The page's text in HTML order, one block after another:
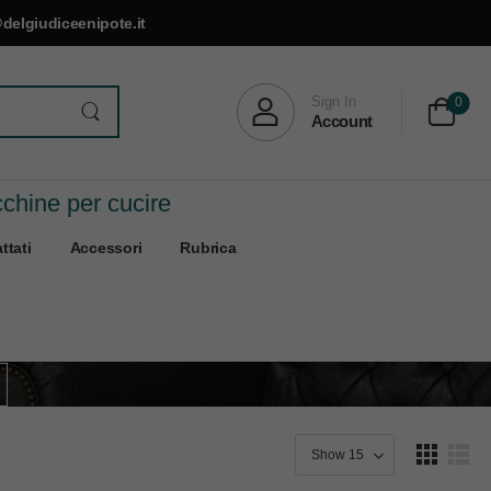
Sign In
Account
0
per cucire
Accessori Rubrica